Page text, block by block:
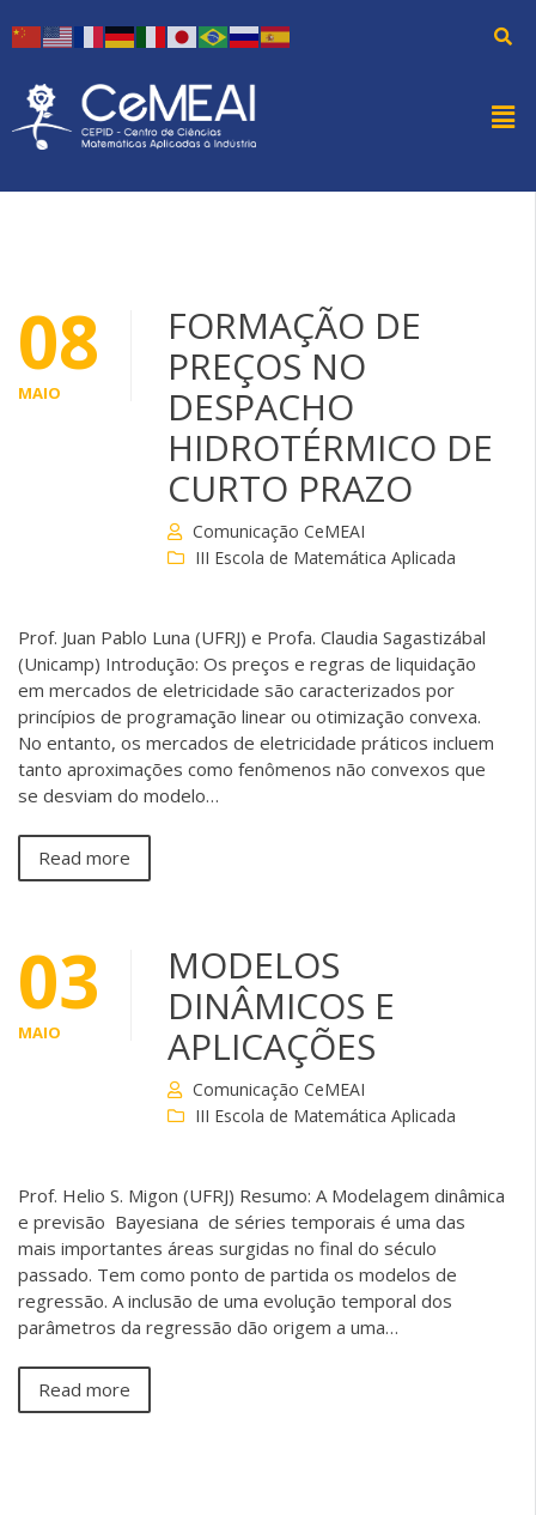
08
MAIO
FORMAÇÃO DE
PREÇOS NO
DESPACHO
HIDROTÉRMICO DE
CURTO PRAZO
Comunicação CeMEAI
III Escola de Matemática Aplicada
Prof. Juan Pablo Luna (UFRJ) e Profa. Claudia Sagastizábal
(Unicamp) Introdução: Os preços e regras de liquidação
em mercados de eletricidade são caracterizados por
princípios de programação linear ou otimização convexa.
No entanto, os mercados de eletricidade práticos incluem
tanto aproximações como fenômenos não convexos que
se desviam do modelo…
Read more
03
MAIO
MODELOS
DINÂMICOS E
APLICAÇÕES
Comunicação CeMEAI
III Escola de Matemática Aplicada
Prof. Helio S. Migon (UFRJ) Resumo: A Modelagem dinâmica
e previsão Bayesiana de séries temporais é uma das
mais importantes áreas surgidas no final do século
passado. Tem como ponto de partida os modelos de
regressão. A inclusão de uma evolução temporal dos
parâmetros da regressão dão origem a uma…
Read more